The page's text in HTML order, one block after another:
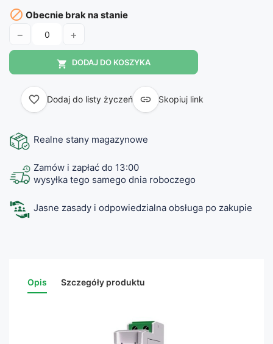
 Obecnie brak na stanie
− +
 DODAJ DO KOSZYKA
favorite_border Dodaj do listy życzeń  Skopiuj link
Realne stany magazynowe
Zamów i zapłać do 13:00
wysyłka tego samego dnia roboczego
Jasne zasady i odpowiedzialna obsługa po zakupie
Opis Szczegóły produktu